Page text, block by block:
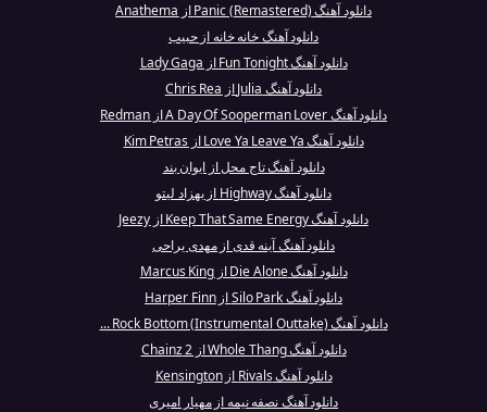
دانلود آهنگ Panic (Remastered) از Anathema
دانلود آهنگ خانه خانه از حبیب
دانلود آهنگ Fun Tonight از Lady Gaga
دانلود آهنگ Julia از Chris Rea
دانلود آهنگ A Day Of Sooperman Lover از Redman
دانلود آهنگ Love Ya Leave Ya از Kim Petras
دانلود آهنگ تاج محل از ایوان بند
دانلود آهنگ Highway از بهزاد لیتو
دانلود آهنگ Keep That Same Energy از Jeezy
دانلود آهنگ آینه قدی از مهدی یراحی
دانلود آهنگ Die Alone از Marcus King
دانلود آهنگ Silo Park از Harper Finn
دانلود آهنگ Rock Bottom (Instrumental Outtake) ...
دانلود آهنگ Whole Thang از 2 Chainz
دانلود آهنگ Rivals از Kensington
دانلود آهنگ نصفه نیمه از مهیار امیری